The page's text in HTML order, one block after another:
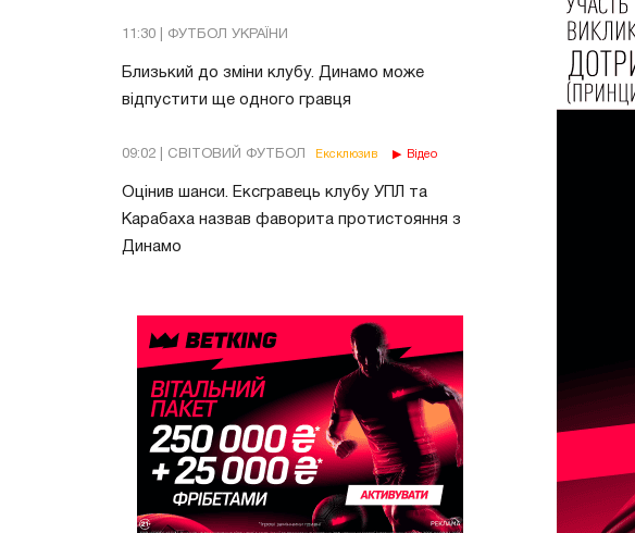
11:30 | ФУТБОЛ УКРАЇНИ
Близький до зміни клубу. Динамо може
відпустити ще одного гравця
09:02 | СВІТОВИЙ ФУТБОЛ Ексклюзив Відео
Оцінив шанси. Ексгравець клубу УПЛ та
Карабаха назвав фаворита протистояння з
Динамо